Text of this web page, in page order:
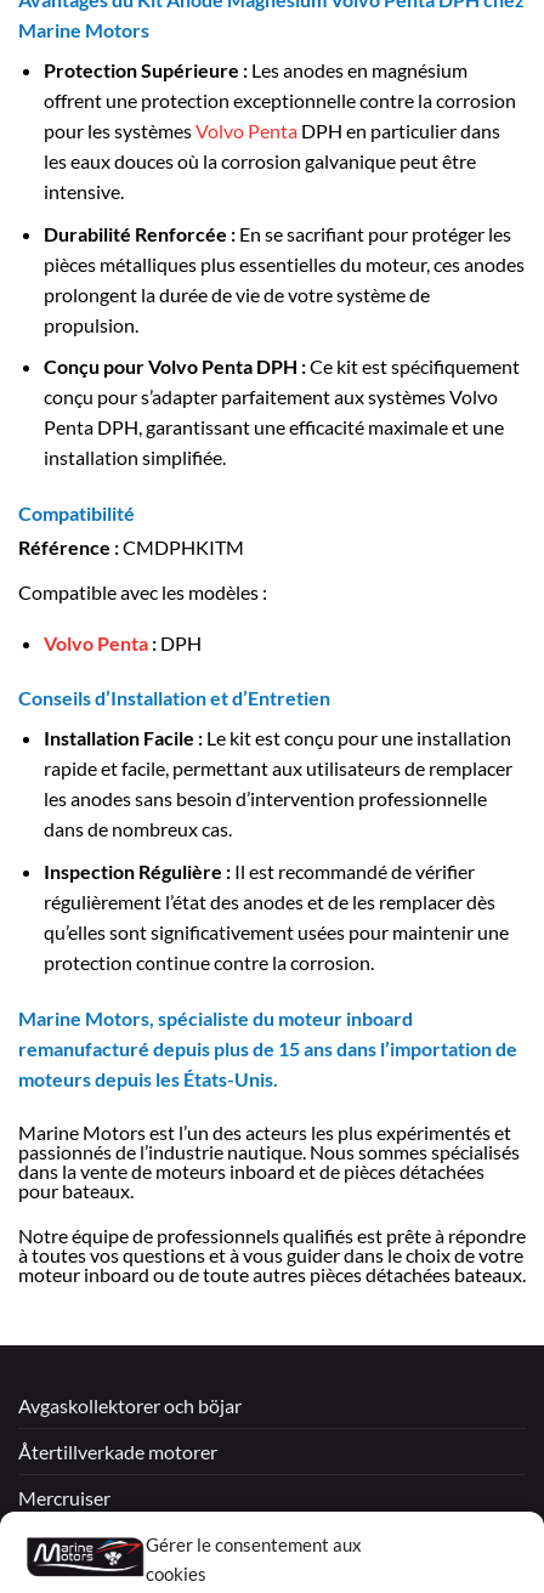
Gérer le consentement aux
cookies
Marine Motors
Protection Supérieure :Les anodes en magnésium
offrent une protection exceptionnelle contre la corrosion
pour les systèmesVolvo PentaDPH en particulier dans
les eaux douces où la corrosion galvanique peut être
intensive.
Durabilité Renforcée :En se sacrifiant pour protéger les
pièces métalliques plus essentielles du moteur, ces anodes
prolongent la durée de vie de votre système de
propulsion.
Conçu pour Volvo Penta DPH :Ce kit est spécifiquement
conçu pour s’adapter parfaitement aux systèmes Volvo
Penta DPH, garantissant une efficacité maximale et une
installation simplifiée.
Compatibilité
Référence :CMDPHKITM
Compatible avec les modèles :
Volvo Penta:DPH
Conseils d’Installation et d’Entretien
Installation Facile :Le kit est conçu pour une installation
rapide et facile, permettant aux utilisateurs de remplacer
les anodes sans besoin d’intervention professionnelle
dans de nombreux cas.
Inspection Régulière :Il est recommandé de vérifier
régulièrement l’état des anodes et de les remplacer dès
qu’elles sont significativement usées pour maintenir une
protection continue contre la corrosion.
Marine Motors, spécialiste du moteur inboard
remanufacturé depuis plus de 15 ans dans l’importation de
moteurs depuis les États-Unis.
Marine Motors est l’un des acteurs les plus expérimentés et
passionnés de l’industrie nautique. Nous sommes spécialisés
dans la vente de moteurs inboard et de pièces détachées
pour bateaux.
Notre équipe de professionnels qualifiés est prête à répondre
à toutes vos questions et à vous guider dans le choix de votre
moteur inboard ou de toute autres pièces détachées bateaux.
Avgaskollektorer och böjar
Återtillverkade motorer
Mercruiser
VOLVO PENTA / OMC